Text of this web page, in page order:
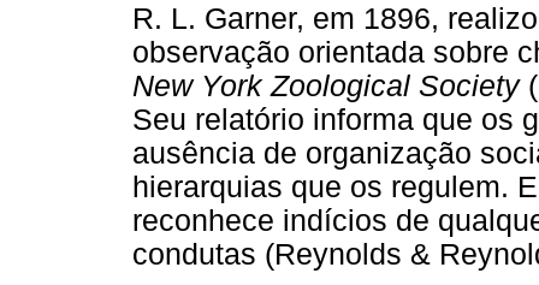
R. L. Garner, em 1896,
observação orientada sobre
New York Zoological Society
Seu relatório informa que os
ausência de organização
hierarquias que os regulem.
reconhece indícios de
condutas (Reynolds &